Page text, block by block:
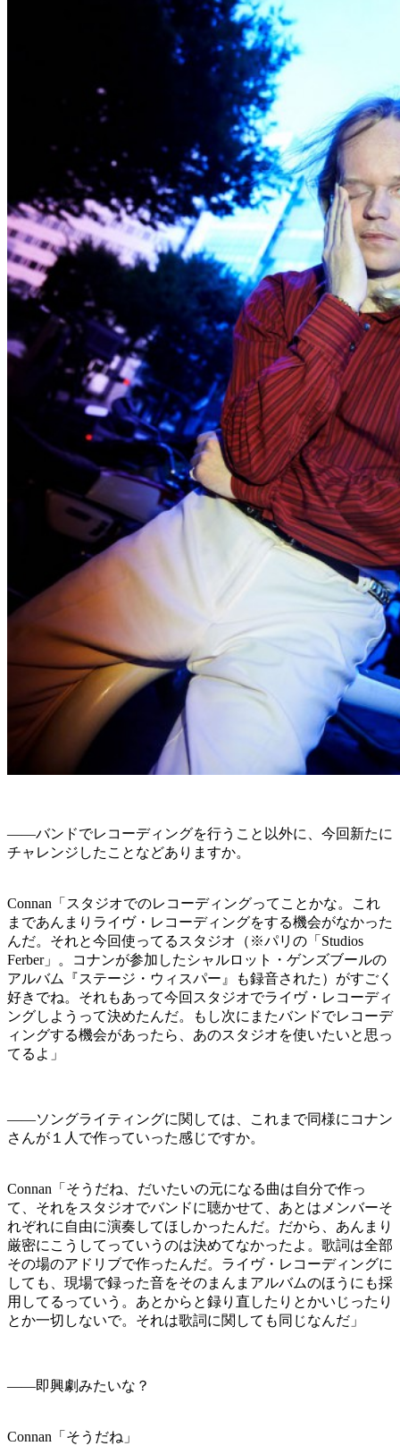
――バンドでレコーディングを行うこと以外に、今回新たに
チャレンジしたことなどありますか。
Connan「スタジオでのレコーディングってことかな。これ
まであんまりライヴ・レコーディングをする機会がなかった
んだ。それと今回使ってるスタジオ（※パリの「Studios
Ferber」。コナンが参加したシャルロット・ゲンズブールの
アルバム『ステージ・ウィスパー』も録音された）がすごく
好きでね。それもあって今回スタジオでライヴ・レコーディ
ングしようって決めたんだ。もし次にまたバンドでレコーデ
ィングする機会があったら、あのスタジオを使いたいと思っ
てるよ」
――ソングライティングに関しては、これまで同様にコナン
さんが１人で作っていった感じですか。
Connan「そうだね、だいたいの元になる曲は自分で作っ
て、それをスタジオでバンドに聴かせて、あとはメンバーそ
れぞれに自由に演奏してほしかったんだ。だから、あんまり
厳密にこうしてっていうのは決めてなかったよ。歌詞は全部
その場のアドリブで作ったんだ。ライヴ・レコーディングに
しても、現場で録った音をそのまんまアルバムのほうにも採
用してるっていう。あとからと録り直したりとかいじったり
とか一切しないで。それは歌詞に関しても同じなんだ」
――即興劇みたいな？
Connan「そうだね」